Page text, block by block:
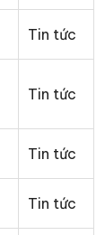
Tin tức
Tin tức
Tin tức
Tin tức